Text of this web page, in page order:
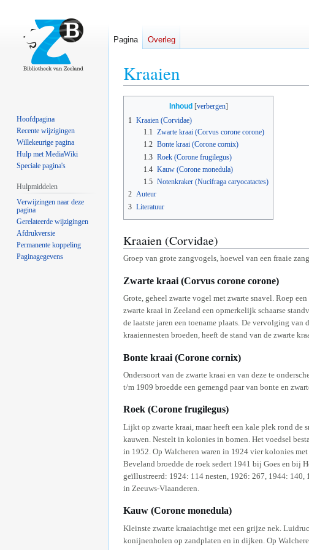
Kraaien
navigatie
springen
zoeken
springen
Inhoud
1 Kraaien (Corvidae)
1.1 Zwarte kraai (Corvus corone corone)
1.2 Bonte kraai (Corone cornix)
1.3 Roek (Corone frugilegus)
1.4 Kauw (Corone monedula)
1.5 Notenkraker (Nucifraga caryocatactes)
2 Auteur
3 Literatuur
Kraaien (Corvidae)
Groep van grote zangvogels, hoewel van een fraaie
Zwarte kraai (Corvus corone corone)
Grote, geheel zwarte vogel met zwarte snavel. Roep
zwarte kraai in Zeeland een opmerkelijk schaarse
de laatste jaren een toename plaats. De vervolging
kraaiennesten broeden, heeft de stand van de zwarte
Bonte kraai (Corone cornix)
Ondersoort van de zwarte kraai en van deze te
t/m 1909 broedde een gemengd paar van bonte en
Roek (Corone frugilegus)
Lijkt op zwarte kraai, maar heeft een kale plek rond de
kauwen. Nestelt in kolonies in bomen. Het voedsel
in 1952. Op Walcheren waren in 1924 vier kolonies
Beveland broedde de roek sedert 1941 bij Goes en bij
geïllustreerd: 1924: 114 nesten, 1926: 267, 1944:
in Zeeuws-Vlaanderen.
Kauw (Corone monedula)
Kleinste zwarte kraaiachtige met een grijze nek.
konijnenholen op zandplaten en in dijken. Op
Pagina Overleg
Hoofdpagina
Recente wijzigingen
Willekeurige pagina
Hulp met MediaWiki
Speciale pagina's
Hulpmiddelen
Verwijzingen naar deze
pagina
Gerelateerde wijzigingen
Afdrukversie
Permanente koppeling
Paginagegevens